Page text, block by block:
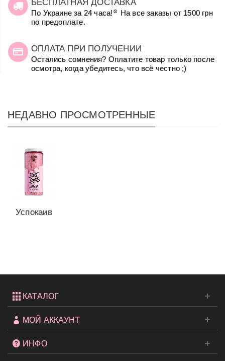
БЕСПЛАТНАЯ ДОСТАВКА
По Украине за 24 часа! ☺
На все заказы от 1500 грн
по предоплате.
ОПЛАТА ПРИ ПОЛУЧЕНИИ
Остались сомнения? Оплатите товар только после
осмотра, когда убедитесь, что всё честно ;)
НЕДАВНО ПРОСМОТРЕННЫЕ
Успокаивающая
КАТАЛОГ
МОЙ АККАУНТ
ИНФО